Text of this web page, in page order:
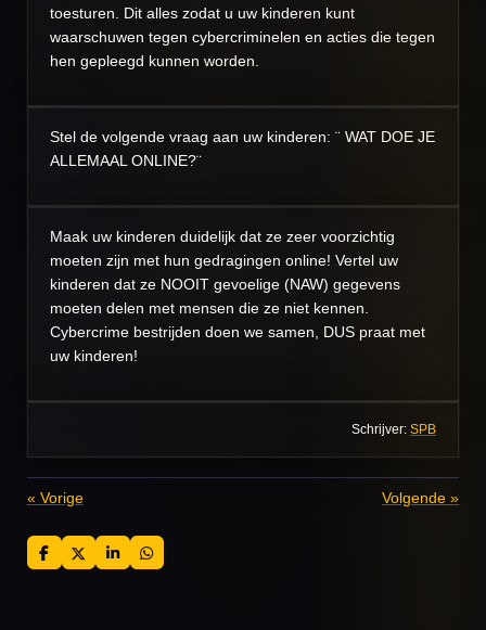
toesturen. Dit alles zodat u uw kinderen kunt
waarschuwen tegen cybercriminelen en acties die tegen
hen gepleegd kunnen worden.
Stel de volgende vraag aan uw kinderen: ¨ WAT DOE JE
ALLEMAAL ONLINE?¨
Maak uw kinderen duidelijk dat ze zeer voorzichtig
moeten zijn met hun gedragingen online! Vertel uw
kinderen dat ze NOOIT gevoelige (NAW) gegevens
moeten delen met mensen die ze niet kennen.
Cybercrime bestrijden doen we samen, DUS praat met
uw kinderen!
Schrijver: SPB
« Vorige Volgende »
D
e
D
e
S
h
D
e